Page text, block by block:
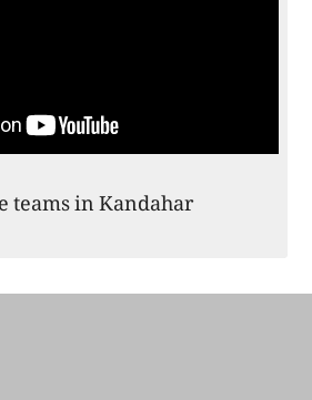
teams in Kandahar